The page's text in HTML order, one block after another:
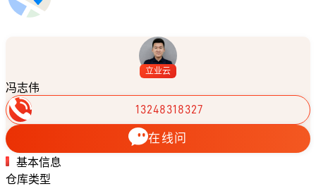
立业云
冯志伟
13248318327
在线问
基本信息
仓库类型